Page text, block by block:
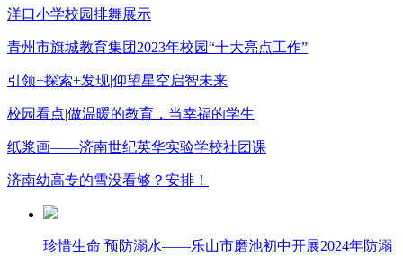
洋口小学校园排舞展示
青州市旗城教育集团2023年校园“十大亮点工作”
引领+探索+发现|仰望星空启智未来
校园看点|做温暖的教育，当幸福的学生
纸浆画——济南世纪英华实验学校社团课
济南幼高专的雪没看够？安排！
珍惜生命 预防溺水——乐山市磨池初中开展2024年防溺